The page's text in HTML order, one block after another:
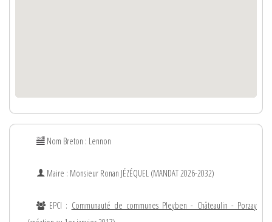
Nom Breton : Lennon
Maire : Monsieur Ronan JÉZÉQUEL (MANDAT 2026-2032)
EPCI : Communauté de communes Pleyben - Châteaulin - Porzay